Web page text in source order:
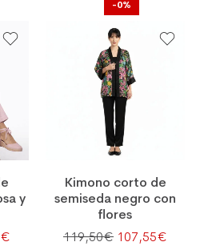
-0%
y
original era: 119,50€.
€ El precio actual es: 107,55€.
Kimono corto de
semiseda negro con
flores
119,50€ El precio
107,55€El